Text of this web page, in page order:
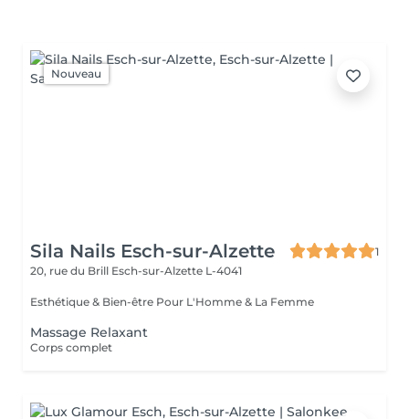
Nouveau
Sila Nails Esch-sur-Alzette
1
20, rue du Brill Esch-sur-Alzette L-4041
Esthétique & Bien-être Pour L'Homme & La Femme
Massage Relaxant
Corps complet